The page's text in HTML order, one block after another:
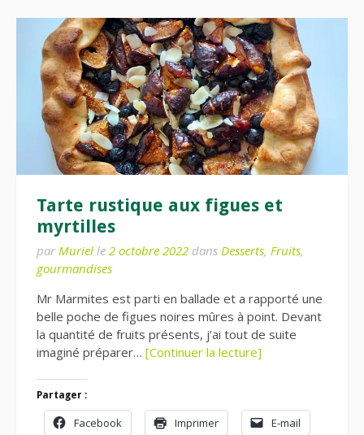
Tarte rustique aux figues et
myrtilles
par Muriel le 2 octobre 2022 dans Desserts, Fruits,
gourmandises
Mr Marmites est parti en ballade et a rapporté une
belle poche de figues noires mûres à point. Devant
la quantité de fruits présents, j’ai tout de suite
imaginé préparer… [Continuer la lecture]
Partager :
Facebook Imprimer E-mail